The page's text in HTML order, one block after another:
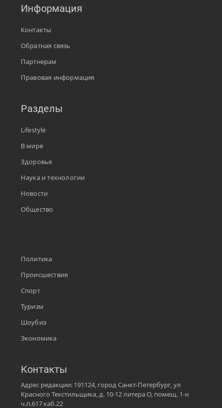
Информация
Контакты
Обратная связь
Партнерам
Правовая информация
Разделы
Lifestyle
В мире
Здоровье
Наука и технологии
Новости
Общество
Политика
Происшествия
Спорт
Туризм
Шоубиз
Экономика
Контакты
Адрес редакции: 191124, город Санкт-Петербург, ул
Красного Текстильщика, д. 10-12 литера О, помещ. 1-н
ч.п.617 каб.22